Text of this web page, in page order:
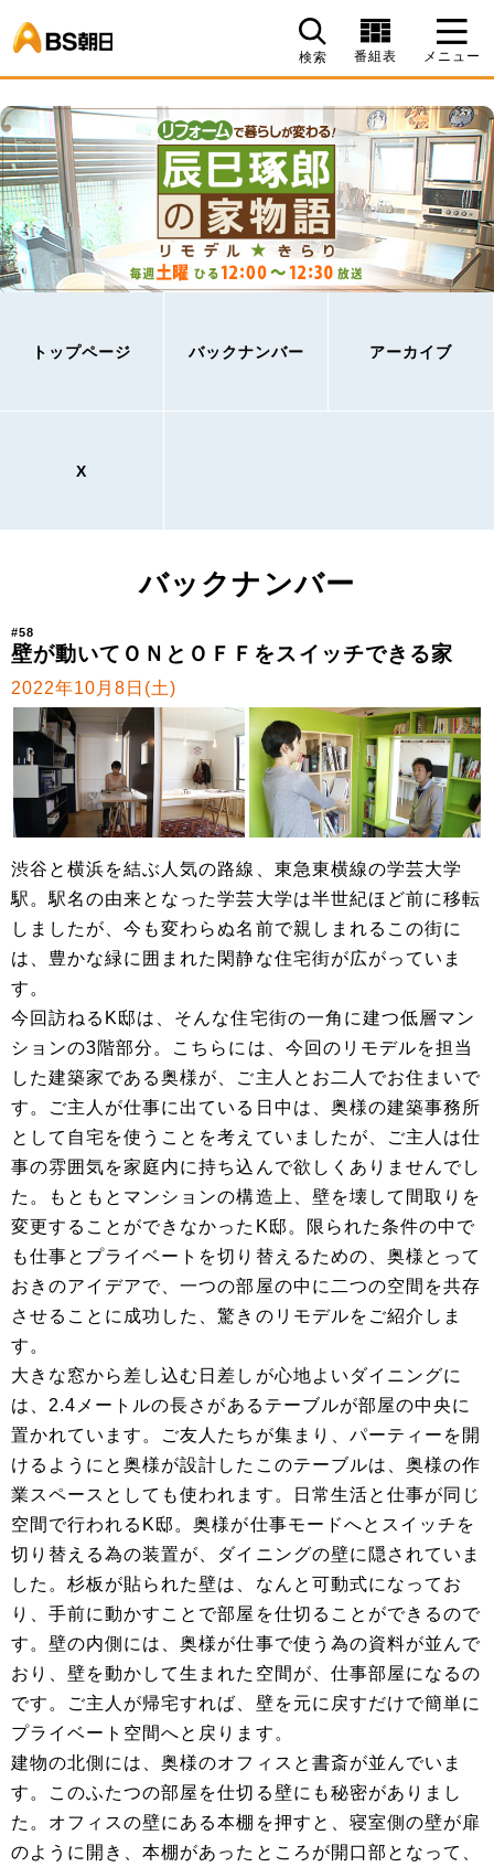
検索 番組表 メニュー
トップページ バックナンバー アーカイブ
X
バックナンバー
#58
壁が動いてＯＮとＯＦＦをスイッチできる家
2022年10月8日(土)
渋谷と横浜を結ぶ人気の路線、東急東横線の学芸大学
駅。駅名の由来となった学芸大学は半世紀ほど前に移転
しましたが、今も変わらぬ名前で親しまれるこの街に
は、豊かな緑に囲まれた閑静な住宅街が広がっていま
す。
今回訪ねるK邸は、そんな住宅街の一角に建つ低層マン
ションの3階部分。こちらには、今回のリモデルを担当
した建築家である奥様が、ご主人とお二人でお住まいで
す。ご主人が仕事に出ている日中は、奥様の建築事務所
として自宅を使うことを考えていましたが、ご主人は仕
事の雰囲気を家庭内に持ち込んで欲しくありませんでし
た。もともとマンションの構造上、壁を壊して間取りを
変更することができなかったK邸。限られた条件の中で
も仕事とプライベートを切り替えるための、奥様とって
おきのアイデアで、一つの部屋の中に二つの空間を共存
させることに成功した、驚きのリモデルをご紹介しま
す。
大きな窓から差し込む日差しが心地よいダイニングに
は、2.4メートルの長さがあるテーブルが部屋の中央に
置かれています。ご友人たちが集まり、パーティーを開
けるようにと奥様が設計したこのテーブルは、奥様の作
業スペースとしても使われます。日常生活と仕事が同じ
空間で行われるK邸。奥様が仕事モードへとスイッチを
切り替える為の装置が、ダイニングの壁に隠されていま
した。杉板が貼られた壁は、なんと可動式になってお
り、手前に動かすことで部屋を仕切ることができるので
す。壁の内側には、奥様が仕事で使う為の資料が並んで
おり、壁を動かして生まれた空間が、仕事部屋になるの
です。ご主人が帰宅すれば、壁を元に戻すだけで簡単に
プライベート空間へと戻ります。
建物の北側には、奥様のオフィスと書斎が並んでいま
す。このふたつの部屋を仕切る壁にも秘密がありまし
た。オフィスの壁にある本棚を押すと、寝室側の壁が扉
のように開き、本棚があったところが開口部となって、